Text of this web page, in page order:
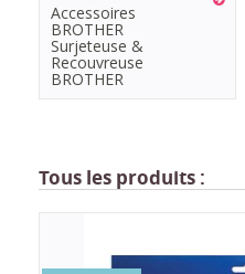
Accessoires
BROTHER
Surjeteuse &
Recouvreuse
BROTHER
Tous les produits :